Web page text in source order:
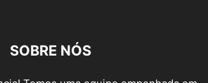
SOBRE NÓS